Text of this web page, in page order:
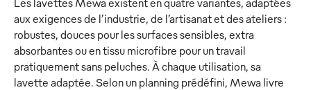
aux exigences de l’industrie, de l’artisanat et des ateliers :
robustes, douces pour les surfaces sensibles, extra
absorbantes ou en tissu microfibre pour un travail
pratiquement sans peluches. À chaque utilisation, sa
lavette adaptée. Selon un planning prédéfini, Mewa livre